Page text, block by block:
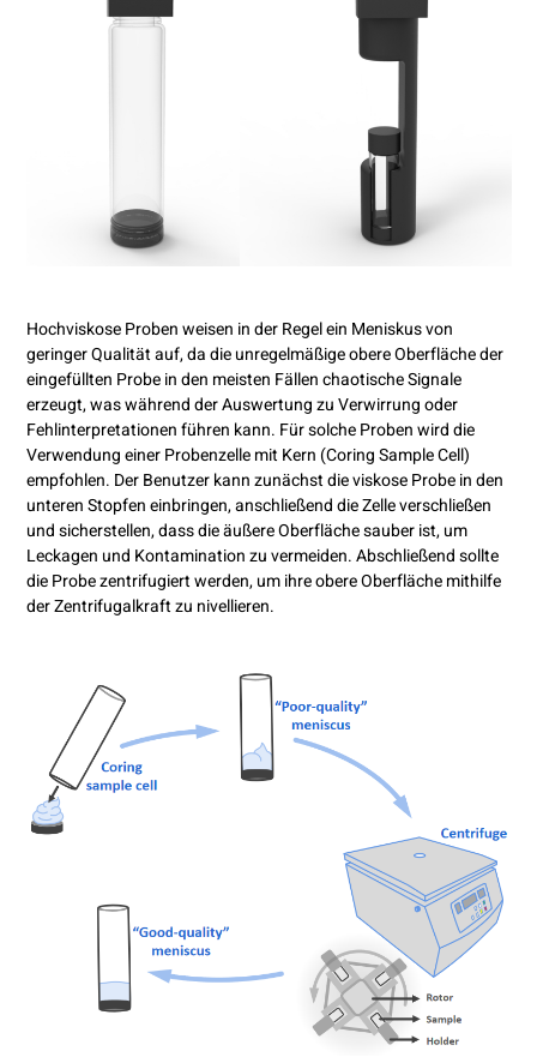
Hochviskose Proben weisen in der Regel ein Meniskus von
geringer Qualität auf, da die unregelmäßige obere Oberfläche der
eingefüllten Probe in den meisten Fällen chaotische Signale
erzeugt, was während der Auswertung zu Verwirrung oder
Fehlinterpretationen führen kann. Für solche Proben wird die
Verwendung einer Probenzelle mit Kern (Coring Sample Cell)
empfohlen. Der Benutzer kann zunächst die viskose Probe in den
unteren Stopfen einbringen, anschließend die Zelle verschließen
und sicherstellen, dass die äußere Oberfläche sauber ist, um
Leckagen und Kontamination zu vermeiden. Abschließend sollte
die Probe zentrifugiert werden, um ihre obere Oberfläche mithilfe
der Zentrifugalkraft zu nivellieren.